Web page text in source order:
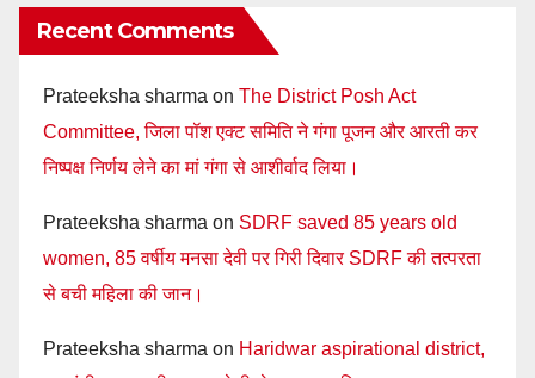
Recent Comments
Prateeksha sharma on The District Posh Act
Committee, जिला पॉश एक्ट समिति ने गंगा पूजन और आरती कर
निष्पक्ष निर्णय लेने का मां गंगा से आशीर्वाद लिया।
Prateeksha sharma on SDRF saved 85 years old
women, 85 वर्षीय मनसा देवी पर गिरी दिवार SDRF की तत्परता
से बची महिला की जान।
Prateeksha sharma on Haridwar aspirational district,